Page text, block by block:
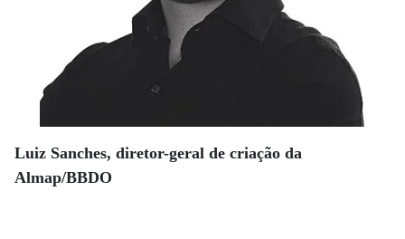
Luiz Sanches, diretor-geral de criação da
Almap/BBDO